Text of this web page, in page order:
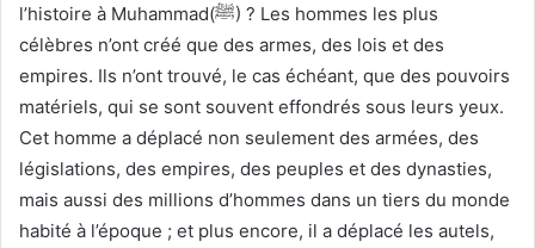
l’histoire à Muhammad(ﷺ) ? Les hommes les plus
célèbres n’ont créé que des armes, des lois et des
empires. Ils n’ont trouvé, le cas échéant, que des pouvoirs
matériels, qui se sont souvent effondrés sous leurs yeux.
Cet homme a déplacé non seulement des armées, des
législations, des empires, des peuples et des dynasties,
mais aussi des millions d’hommes dans un tiers du monde
habité à l’époque ; et plus encore, il a déplacé les autels,